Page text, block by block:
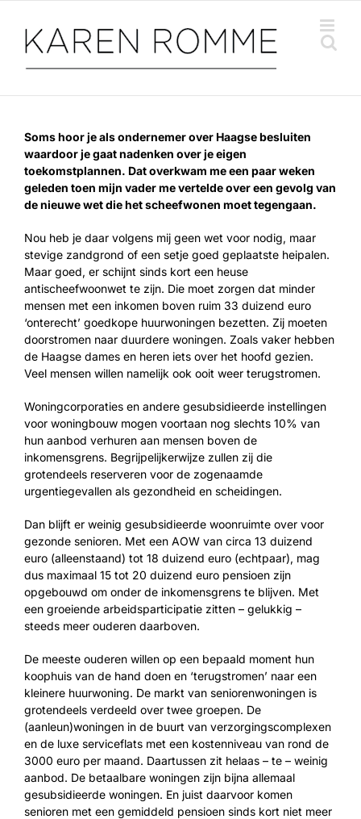
inhoud
Soms hoor je als ondernemer over Haagse besluiten
waardoor je gaat nadenken over je eigen
toekomstplannen. Dat overkwam me een paar weken
geleden toen mijn vader me vertelde over een gevolg van
de nieuwe wet die het scheefwonen moet tegengaan.
Nou heb je daar volgens mij geen wet voor nodig, maar
stevige zandgrond of een setje goed geplaatste heipalen.
Maar goed, er schijnt sinds kort een heuse
antischeefwoonwet te zijn. Die moet zorgen dat minder
mensen met een inkomen boven ruim 33 duizend euro
‘onterecht’ goedkope huurwoningen bezetten. Zij moeten
doorstromen naar duurdere woningen. Zoals vaker hebben
de Haagse dames en heren iets over het hoofd gezien.
Veel mensen willen namelijk ook ooit weer terugstromen.
Woningcorporaties en andere gesubsidieerde instellingen
voor woningbouw mogen voortaan nog slechts 10% van
hun aanbod verhuren aan mensen boven de
inkomensgrens. Begrijpelijkerwijze zullen zij die
grotendeels reserveren voor de zogenaamde
urgentiegevallen als gezondheid en scheidingen.
Dan blijft er weinig gesubsidieerde woonruimte over voor
gezonde senioren. Met een AOW van circa 13 duizend
euro (alleenstaand) tot 18 duizend euro (echtpaar), mag
dus maximaal 15 tot 20 duizend euro pensioen zijn
opgebouwd om onder de inkomensgrens te blijven. Met
een groeiende arbeidsparticipatie zitten – gelukkig –
steeds meer ouderen daarboven.
De meeste ouderen willen op een bepaald moment hun
koophuis van de hand doen en ‘terugstromen’ naar een
kleinere huurwoning. De markt van seniorenwoningen is
grotendeels verdeeld over twee groepen. De
(aanleun)woningen in de buurt van verzorgingscomplexen
en de luxe serviceflats met een kostenniveau van rond de
3000 euro per maand. Daartussen zit helaas – te – weinig
aanbod. De betaalbare woningen zijn bijna allemaal
gesubsidieerde woningen. En juist daarvoor komen
senioren met een gemiddeld pensioen sinds kort niet meer